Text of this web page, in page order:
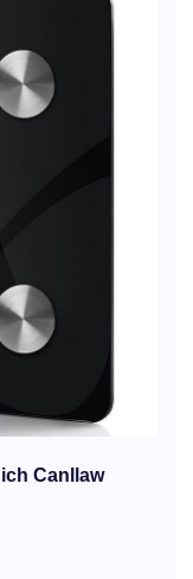
Canllaw